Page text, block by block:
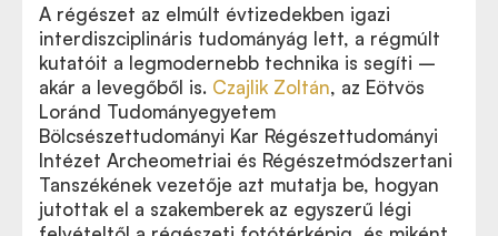
A régészet az elmúlt évtizedekben igazi
interdiszciplináris tudományág lett, a régmúlt
kutatóit a legmodernebb technika is segíti –
akár a levegőből is. Czajlik Zoltán, az Eötvös
Loránd Tudományegyetem
Bölcsészettudományi Kar Régészettudományi
Intézet Archeometriai és Régészetmódszertani
Tanszékének vezetője azt mutatja be, hogyan
jutottak el a szakemberek az egyszerű légi